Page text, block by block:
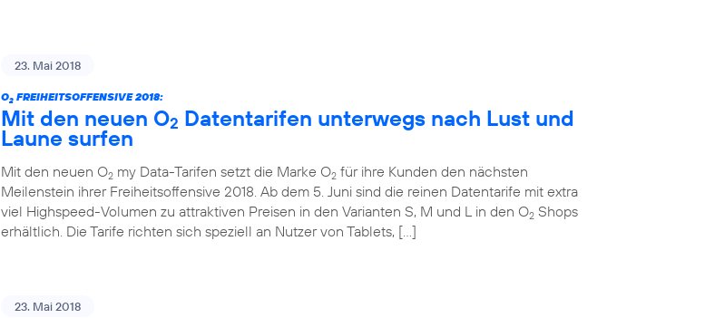
23. Mai 2018
O2 FREIHEITSOFFENSIVE 2018:
Mit den neuen O2 Datentarifen unterwegs nach Lust und
Laune surfen
Mit den neuen O2 my Data-Tarifen setzt die Marke O2 für ihre Kunden den nächsten
Meilenstein ihrer Freiheitsoffensive 2018. Ab dem 5. Juni sind die reinen Datentarife mit extra
viel Highspeed-Volumen zu attraktiven Preisen in den Varianten S, M und L in den O2 Shops
erhältlich. Die Tarife richten sich speziell an Nutzer von Tablets, […]
23. Mai 2018